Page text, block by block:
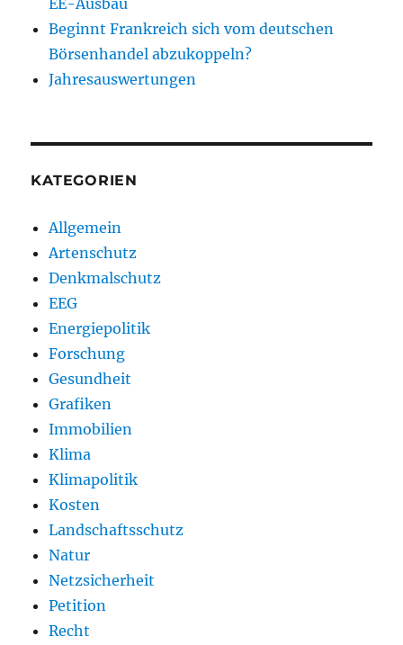
Beginnt Frankreich sich vom deutschen
Börsenhandel abzukoppeln?
Jahresauswertungen
KATEGORIEN
Allgemein
Artenschutz
Denkmalschutz
EEG
Energiepolitik
Forschung
Gesundheit
Grafiken
Immobilien
Klima
Klimapolitik
Kosten
Landschaftsschutz
Natur
Netzsicherheit
Petition
Recht